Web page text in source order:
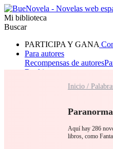
Mi biblioteca
Buscar
PARTICIPA Y GANA
Para autores
Recompensas de autores
Ranking
RomanceHombre
Inicio /
Aquí hay 286
libros, como